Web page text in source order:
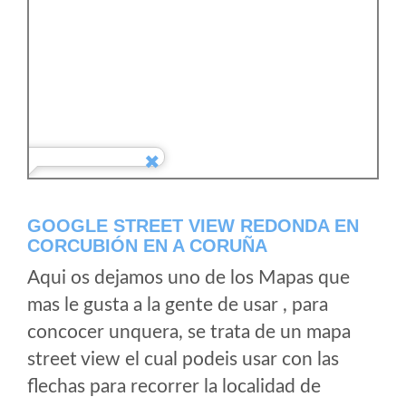
GOOGLE STREET VIEW REDONDA EN
CORCUBIÓN EN A CORUÑA
Aqui os dejamos uno de los Mapas que
mas le gusta a la gente de usar , para
concocer unquera, se trata de un mapa
street view el cual podeis usar con las
flechas para recorrer la localidad de